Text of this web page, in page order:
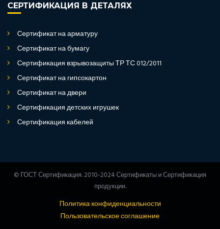
СЕРТИФИКАЦИЯ В ДЕТАЛЯХ
Сертификат на арматуру
Сертификат на бумагу
Сертификация взрывозащиты ТР ТС 012/2011
Сертификат на гипсокартон
Сертификат на двери
Сертификация детских игрушек
Сертификация кабелей
© ГОСТ Сертификация. 2010-2024 Сертификаты и Сертификация
продукции.
Политика конфиденциальности
Пользовательское соглашение